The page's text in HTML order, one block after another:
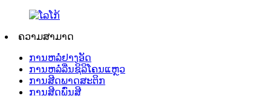
ຄວາມສາມາດ
ການຫລໍ່ຢາງອັດ
ການຫລໍ່ລື່ນຊິລິໂຄນແຫຼວ
ການສີດພາດສະຕິກ
ການສີດພົ່ນສີ